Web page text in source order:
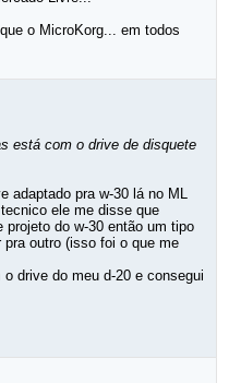
o MicroKorg... em todos
está com o drive de disquete
adaptado pra w-30 lá no ML
ele me disse que
do w-30 então um tipo
outro (isso foi o que me
drive do meu d-20 e consegui